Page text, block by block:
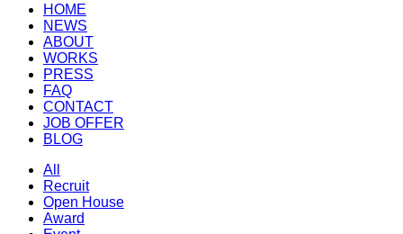
HOME
NEWS
ABOUT
WORKS
PRESS
FAQ
CONTACT
JOB OFFER
BLOG
All
Recruit
Open House
Award